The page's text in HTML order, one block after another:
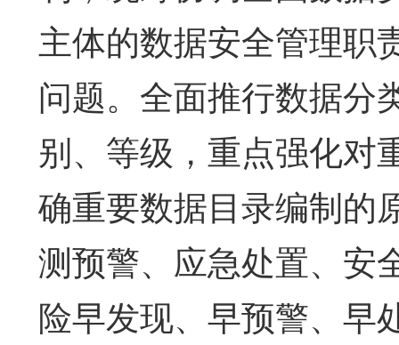
主体的数据安全管理职
问题。全面推行数据分
别、等级，重点强化对
确重要数据目录编制的
测预警、应急处置、安
险早发现、早预警、早